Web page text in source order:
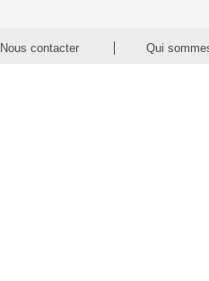
Nous contacter Qui